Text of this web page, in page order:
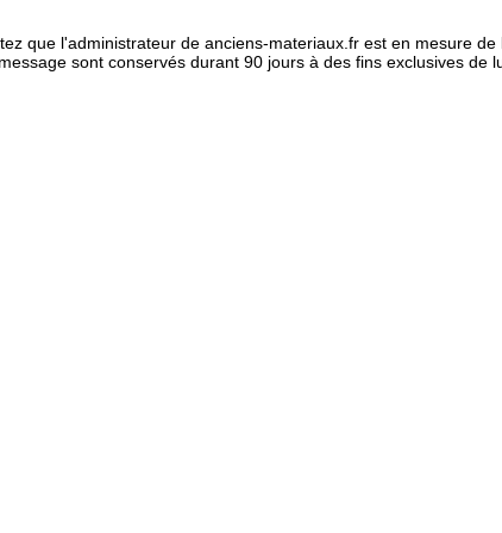
que l'administrateur de anciens-materiaux.fr est en mesure de
sont conservés durant 90 jours à des fins exclusives de